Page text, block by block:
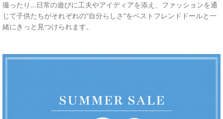
撮ったり...日常の遊びに工夫やアイディアを添え、ファッションを通
じて子供たちがそれぞれの“自分らしさ”をベストフレンドドールと一
緒にきっと見つけられます。